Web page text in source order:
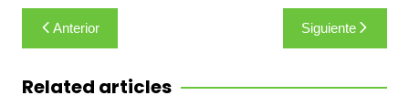
Navegación
de
entradas
Anterior Siguiente
Related articles